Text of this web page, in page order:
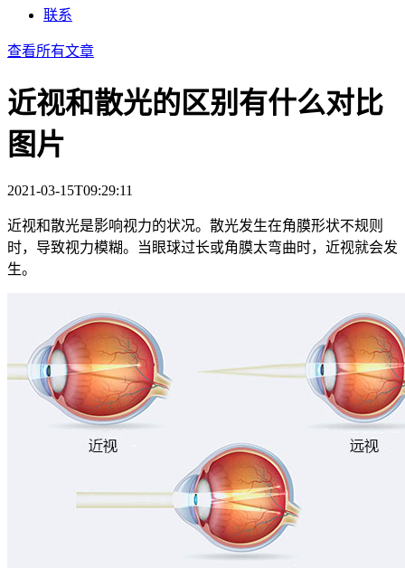
联系
查看所有文章
近视和散光的区别有什么对比
图片
2021-03-15T09:29:11
近视和散光是影响视力的状况。散光发生在角膜形状不规则
时，导致视力模糊。当眼球过长或角膜太弯曲时，近视就会发
生。